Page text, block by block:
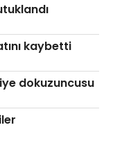
kaybetti
dokuzuncusu